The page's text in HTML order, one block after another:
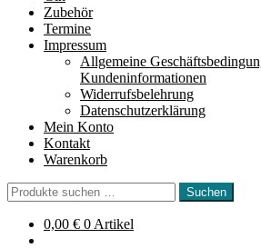
Zubehör
Termine
Impressum
Allgemeine
Kundeninformationen
Widerrufsbelehrung
Datenschutzerklärung
Mein Konto
Kontakt
Warenkorb
Suchen
nach:
Suchen
0,00 € 0 Artikel